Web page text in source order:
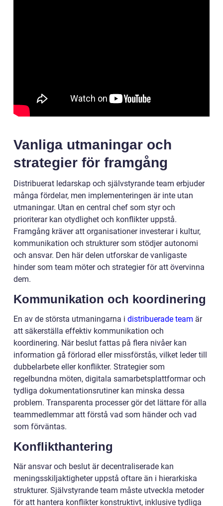
Vanliga utmaningar och
strategier för framgång
Distribuerat ledarskap och självstyrande team erbjuder
många fördelar, men implementeringen är inte utan
utmaningar. Utan en central chef som styr och
prioriterar kan otydlighet och konflikter uppstå.
Framgång kräver att organisationer investerar i kultur,
kommunikation och strukturer som stödjer autonomi
och ansvar. Den här delen utforskar de vanligaste
hinder som team möter och strategier för att övervinna
dem.
Kommunikation och koordinering
En av de största utmaningarna i distribuerade team är
att säkerställa effektiv kommunikation och
koordinering. När beslut fattas på flera nivåer kan
information gå förlorad eller missförstås, vilket leder till
dubbelarbete eller konflikter. Strategier som
regelbundna möten, digitala samarbetsplattformar och
tydliga dokumentationsrutiner kan minska dessa
problem. Transparenta processer gör det lättare för alla
teammedlemmar att förstå vad som händer och vad
som förväntas.
Konflikthantering
När ansvar och beslut är decentraliserade kan
meningsskiljaktigheter uppstå oftare än i hierarkiska
strukturer. Självstyrande team måste utveckla metoder
för att hantera konflikter konstruktivt, inklusive tydliga